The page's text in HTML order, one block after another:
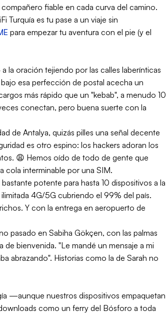
fiable en cada curva del camino.
Turquía es tu pase a un viaje sin
para empezar tu aventura con el pie (y el
la oración tejiendo por las calles laberínticas
esa perfección de postal acecha un
más rápido que un "kebab", a menudo 10
conectan, pero buena suerte con la
de Antalya, quizás pilles una señal decente
es otro espino: los hackers adoran los
😩 Hemos oído de todo de gente que
cola interminable por una SIM.
potente para hasta 10 dispositivos a la
4G/5G cubriendo el 99% del país.
Y con la entrega en aeropuerto de
pasado en Sabiha Gökçen, con las palmas
bienvenida. "Le mandé un mensaje a mi
abrazando". Historias como la de Sarah no
—aunque nuestros dispositivos empaquetan
como un ferry del Bósforo a toda